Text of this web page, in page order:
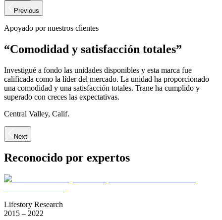
Previous
Apoyado por nuestros clientes
“Comodidad y satisfacción totales”
Investigué a fondo las unidades disponibles y esta marca fue
calificada como la líder del mercado. La unidad ha proporcionado
una comodidad y una satisfacción totales. Trane ha cumplido y
superado con creces las expectativas.
Central Valley, Calif.
Next
Reconocido por expertos
Lifestory Research
2015 – 2022